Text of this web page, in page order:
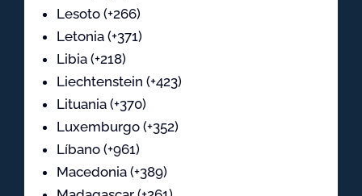
Lesoto (+266)
Letonia (+371)
Libia (+218)
Liechtenstein (+423)
Lituania (+370)
Luxemburgo (+352)
Líbano (+961)
Macedonia (+389)